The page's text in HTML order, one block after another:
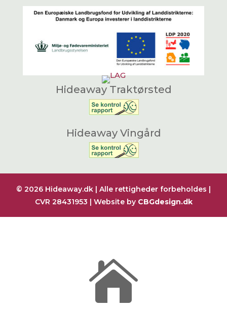
Hideaway Traktørsted
Hideaway Vingård
© 2026 Hideaway.dk | Alle rettigheder forbeholdes |
CVR 28431953 | Website by CBGdesign.dk
